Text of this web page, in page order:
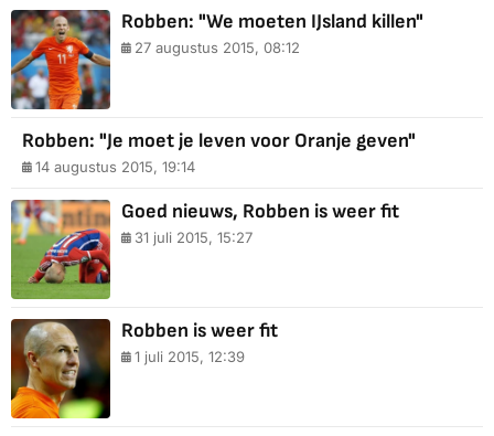
Robben: "We moeten IJsland killen"
27 augustus 2015, 08:12
Robben: "Je moet je leven voor Oranje geven"
14 augustus 2015, 19:14
Goed nieuws, Robben is weer fit
31 juli 2015, 15:27
Robben is weer fit
1 juli 2015, 12:39